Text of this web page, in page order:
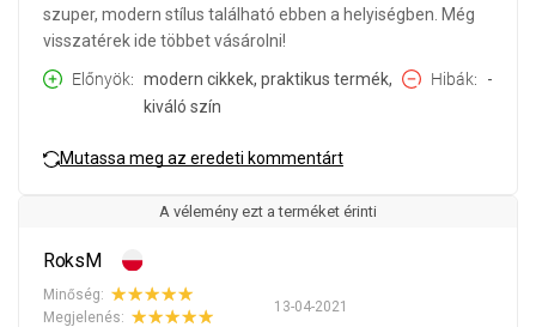
szuper, modern stílus található ebben a helyiségben. Még
visszatérek ide többet vásárolni!
Előnyök
modern cikkek, praktikus termék,
kiváló szín
Hibák -
Mutassa meg az eredeti kommentárt
A vélemény ezt a terméket érinti
RoksM
13-04-2021
Minőség:
Megjelenés: